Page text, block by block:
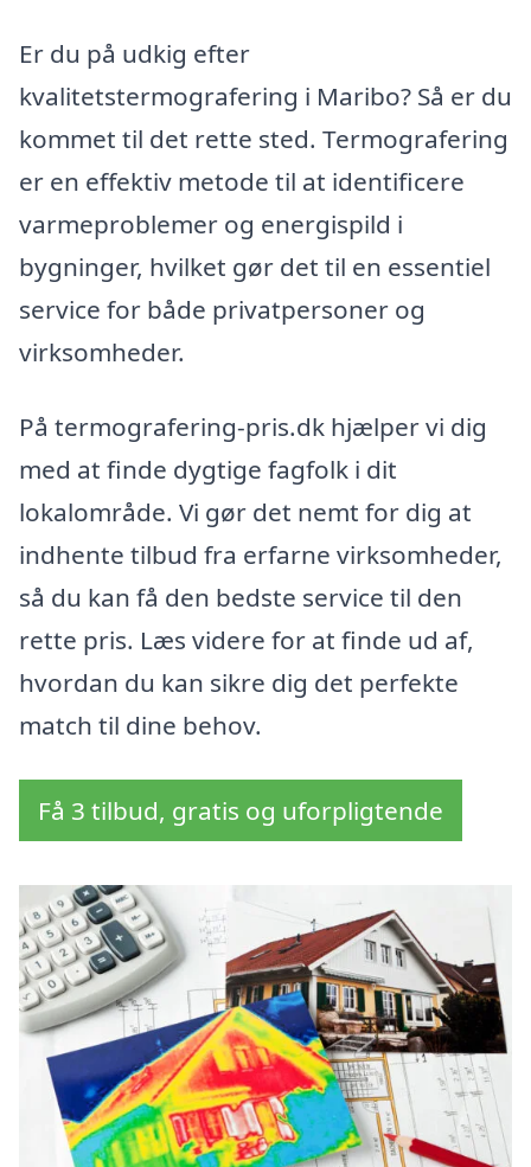
Er du på udkig efter
kvalitetstermografering i Maribo? Så er du
kommet til det rette sted. Termografering
er en effektiv metode til at identificere
varmeproblemer og energispild i
bygninger, hvilket gør det til en essentiel
service for både privatpersoner og
virksomheder.
På termografering-pris.dk hjælper vi dig
med at finde dygtige fagfolk i dit
lokalområde. Vi gør det nemt for dig at
indhente tilbud fra erfarne virksomheder,
så du kan få den bedste service til den
rette pris. Læs videre for at finde ud af,
hvordan du kan sikre dig det perfekte
match til dine behov.
Få 3 tilbud, gratis og uforpligtende